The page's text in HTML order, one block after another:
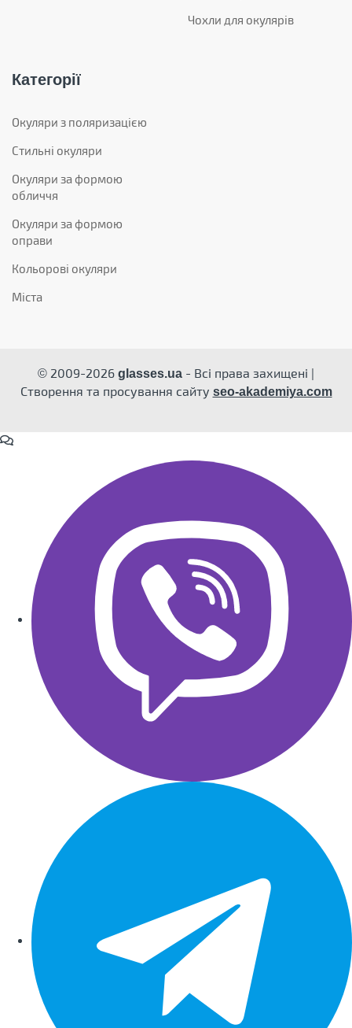
Чохли для окулярів
Категорії
Окуляри з поляризацією
Стильні окуляри
Окуляри за формою
обличчя
Окуляри за формою
оправи
Кольорові окуляри
Міста
© 2009-2026 glasses.ua - Всі права захищені |
Створення та просування сайту seo-akademiya.com